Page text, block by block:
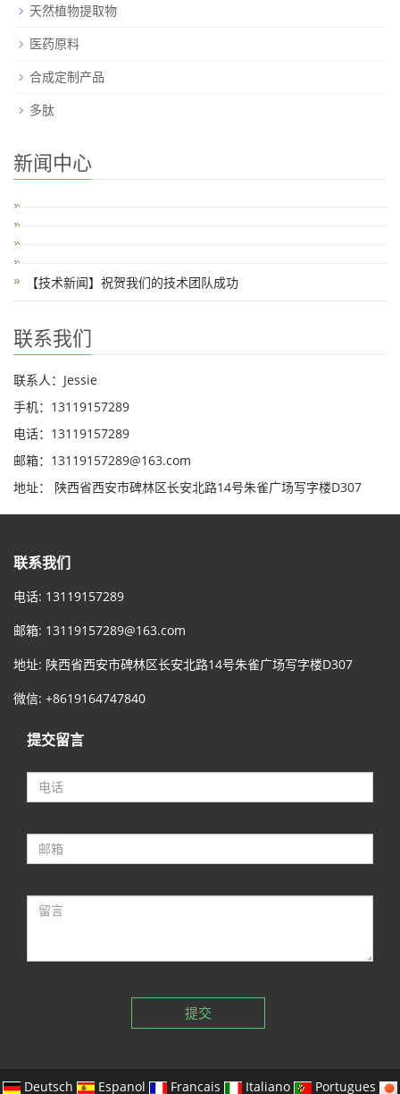
天然植物提取物
医药原料
合成定制产品
多肽
新闻中心
【技术新闻】祝贺我们的技术团队成功
联系我们
联系人：Jessie
手机：13119157289
电话：13119157289
邮箱：13119157289@163.com
地址： 陕西省西安市碑林区长安北路14号朱雀广场写字楼D307
联系我们
电话: 13119157289
邮箱: 13119157289@163.com
地址: 陕西省西安市碑林区长安北路14号朱雀广场写字楼D307
微信: +8619164747840
提交留言
提交
Deutsch Espanol Francais Italiano Portugues